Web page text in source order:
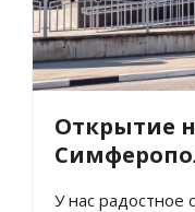
Открытие
У нас